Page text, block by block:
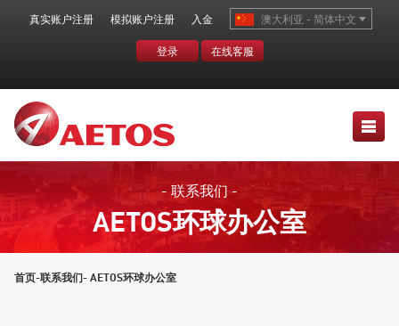
真实账户注册 模拟账户注册 入金 澳大利亚 - 简体中文
登录 在线客服
- 联系我们 -
AETOS环球办公室
首页-联系我们- AETOS环球办公室